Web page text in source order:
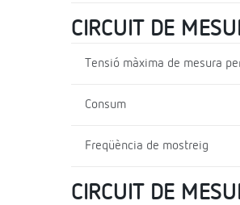
CIRCUIT DE
Tensió màxima de mesura
Consum
Freqüència de mostreig
CIRCUIT DE